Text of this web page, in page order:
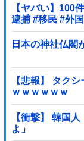
【ヤバい】100
逮捕 #移民 #
日本の神社仏閣
【悲報】 タク
ｗｗｗｗｗｗ
【衝撃】 韓国
よ」